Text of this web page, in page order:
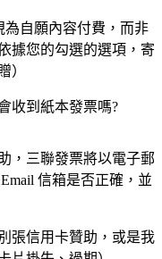
為自願內容付費，而非
據您的勾選的選項，寄
）
收到紙本發票嗎?
，三聯發票將以電子郵
信箱是否正確，並
張信用卡贊助，或是我